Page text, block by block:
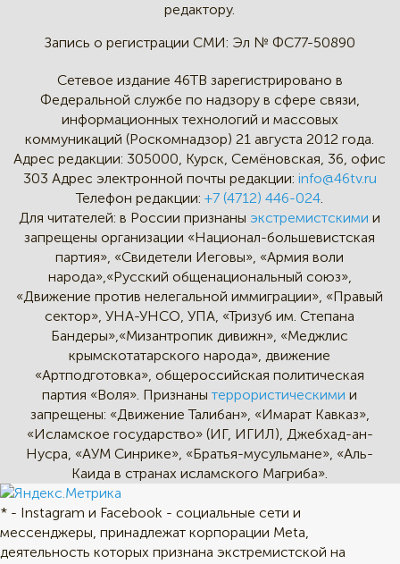
редактору.
Запись о регистрации СМИ: Эл № ФС77-50890
Сетевое издание 46ТВ зарегистрировано в
Федеральной службе по надзору в сфере связи,
информационных технологий и массовых
коммуникаций (Роскомнадзор) 21 августа 2012 года.
Адрес редакции: 305000, Курск, Семёновская, 36, офис
303 Адрес электронной почты редакции: info@46tv.ru
Телефон редакции: +7 (4712) 446-024.
Для читателей: в России признаныэкстремистскими и
запрещены организации «Национал-большевистская
партия», «Свидетели Иеговы», «Армия воли
народа»,«Русский общенациональный союз»,
«Движение против нелегальной иммиграции», «Правый
сектор», УНА-УНСО, УПА, «Тризуб им. Степана
Бандеры»,«Мизантропик дивижн», «Меджлис
крымскотатарского народа», движение
«Артподготовка», общероссийская политическая
партия «Воля». Признанытеррористическими и
запрещены: «Движение Талибан», «Имарат Кавказ»,
«Исламское государство» (ИГ, ИГИЛ), Джебхад-ан-
Нусра, «АУМ Синрике», «Братья-мусульмане», «Аль-
Каида в странах исламского Магриба».
* - Instagram и Facebook - социальные сети и
мессенджеры, принадлежат корпорации Meta,
деятельность которых признана экстремистской на